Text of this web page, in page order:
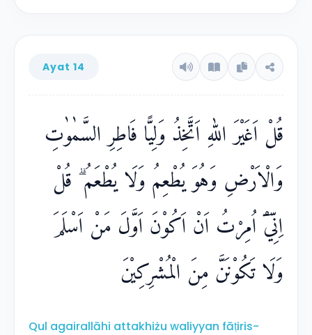
Ayat 14
قُلْ اَغَيْرَ اللّٰهِ اَتَّخِذُ وَلِيًّا فَاطِرِ السَّمٰوٰتِ
وَالْاَرْضِ وَهُوَ يُطْعِمُ وَلَا يُطْعَمُ ۗ قُلْ
اِنِّيْٓ اُمِرْتُ اَنْ اَكُوْنَ اَوَّلَ مَنْ اَسْلَمَ
وَلَا تَكُوْنَنَّ مِنَ الْمُشْرِكِيْنَ
Qul agairallāhi attakhiżu waliyyan fāṭiris-